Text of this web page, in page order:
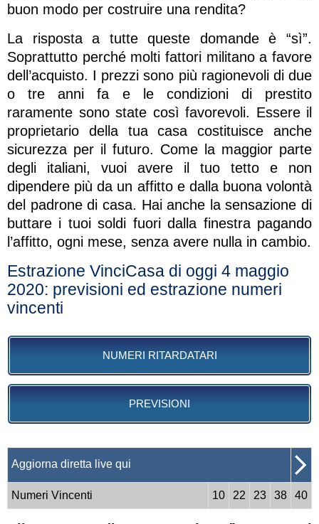
buon modo per costruire una rendita?
La risposta a tutte queste domande è “sì”.
Soprattutto perché molti fattori militano a favore
dell’acquisto. I prezzi sono più ragionevoli di due
o tre anni fa e le condizioni di prestito
raramente sono state così favorevoli. Essere il
proprietario della tua casa costituisce anche
sicurezza per il futuro. Come la maggior parte
degli italiani, vuoi avere il tuo tetto e non
dipendere più da un affitto e dalla buona volontà
del padrone di casa. Hai anche la sensazione di
buttare i tuoi soldi fuori dalla finestra pagando
l’affitto, ogni mese, senza avere nulla in cambio.
Estrazione VinciCasa di oggi 4 maggio
2020: previsioni ed estrazione numeri
vincenti
NUMERI RITARDATARI
PREVISIONI
Aggiorna diretta live qui
Numeri Vincenti 10 22 23 38 40